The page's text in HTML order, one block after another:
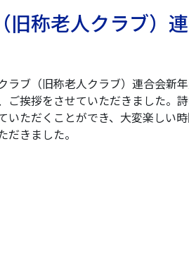
旧称老人クラブ）
ラブ（旧称老人クラブ）連合会新
ご挨拶をさせていただきました。
いただくことができ、大変楽しい
だきました。